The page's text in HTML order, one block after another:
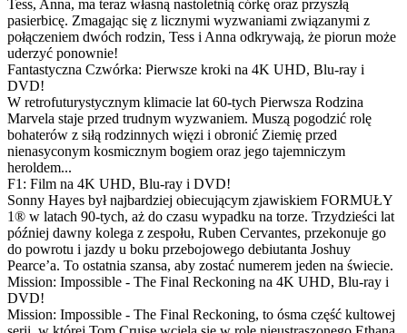
Tess, Anna, ma teraz własną nastoletnią córkę oraz przyszłą
pasierbicę. Zmagając się z licznymi wyzwaniami związanymi z
połączeniem dwóch rodzin, Tess i Anna odkrywają, że piorun może
uderzyć ponownie!
Fantastyczna Czwórka: Pierwsze kroki na 4K UHD, Blu-ray i
DVD!
W retrofuturystycznym klimacie lat 60-tych Pierwsza Rodzina
Marvela staje przed trudnym wyzwaniem. Muszą pogodzić rolę
bohaterów z siłą rodzinnych więzi i obronić Ziemię przed
nienasyconym kosmicznym bogiem oraz jego tajemniczym
heroldem...
F1: Film na 4K UHD, Blu-ray i DVD!
Sonny Hayes był najbardziej obiecującym zjawiskiem FORMUŁY
1® w latach 90-tych, aż do czasu wypadku na torze. Trzydzieści lat
później dawny kolega z zespołu, Ruben Cervantes, przekonuje go
do powrotu i jazdy u boku przebojowego debiutanta Joshuy
Pearce’a. To ostatnia szansa, aby zostać numerem jeden na świecie.
Mission: Impossible - The Final Reckoning na 4K UHD, Blu-ray i
DVD!
Mission: Impossible - The Final Reckoning, to ósma część kultowej